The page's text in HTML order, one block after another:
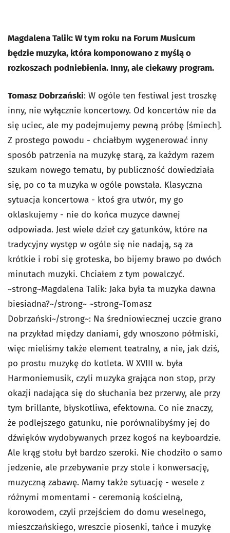
Magdalena Talik: W tym roku na Forum Musicum
będzie muzyka, która komponowano z myślą o
rozkoszach podniebienia. Inny, ale ciekawy program.
Tomasz Dobrzański: W ogóle ten festiwal jest troszkę
inny, nie wyłącznie koncertowy. Od koncertów nie da
się uciec, ale my podejmujemy pewną próbę [śmiech].
Z prostego powodu - chciałbym wygenerować inny
sposób patrzenia na muzykę starą, za każdym razem
szukam nowego tematu, by publiczność dowiedziała
się, po co ta muzyka w ogóle powstała. Klasyczna
sytuacja koncertowa - ktoś gra utwór, my go
oklaskujemy - nie do końca muzyce dawnej
odpowiada. Jest wiele dzieł czy gatunków, które na
tradycyjny występ w ogóle się nie nadają, są za
krótkie i robi się groteska, bo bijemy brawo po dwóch
minutach muzyki. Chciałem z tym powalczyć.
~strong~Magdalena Talik: Jaka była ta muzyka dawna
biesiadna?~/strong~ ~strong~Tomasz
Dobrzański~/strong~: Na średniowiecznej uczcie grano
na przykład między daniami, gdy wnoszono półmiski,
więc mieliśmy także element teatralny, a nie, jak dziś,
po prostu muzykę do kotleta. W XVIII w. była
Harmoniemusik, czyli muzyka grająca non stop, przy
okazji nadająca się do słuchania bez przerwy, ale przy
tym brillante, błyskotliwa, efektowna. Co nie znaczy,
że podlejszego gatunku, nie porównalibyśmy jej do
dźwięków wydobywanych przez kogoś na keyboardzie.
Ale krąg stołu był bardzo szeroki. Nie chodziło o samo
jedzenie, ale przebywanie przy stole i konwersację,
muzyczną zabawę. Mamy także sytuację - wesele z
różnymi momentami - ceremonią kościelną,
korowodem, czyli przejściem do domu weselnego,
mieszczańskiego, wreszcie piosenki, tańce i muzykę